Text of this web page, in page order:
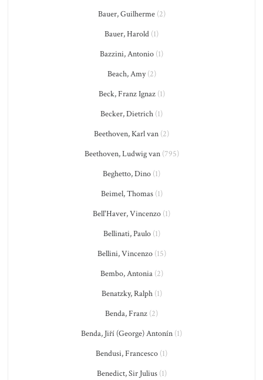
Bauer, Guilherme(2)
Bauer, Harold (1)
Bazzini, Antonio (1)
Beach, Amy(2)
Beck, Franz Ignaz(1)
Becker, Dietrich (1)
Beethoven, Karl van (2)
Beethoven, Ludwig van(795)
Beghetto, Dino (1)
Beimel, Thomas(1)
Bell'Haver, Vincenzo (1)
Bellinati, Paulo(1)
Bellini, Vincenzo(15)
Bembo, Antonia(2)
Benatzky, Ralph(1)
Benda, Franz (2)
Benda, Jiří (George) Antonín (1)
Bendusi, Francesco (1)
Benedict, Sir Julius(1)